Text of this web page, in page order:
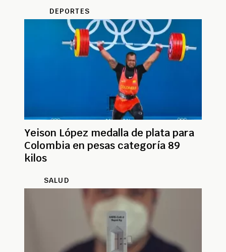
DEPORTES
Yeison López medalla de plata para
Colombia en pesas categoría 89
kilos
SALUD